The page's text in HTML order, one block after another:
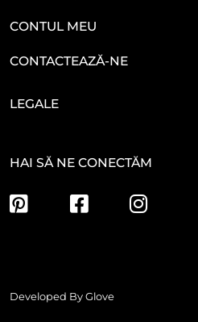
CONTUL MEU
CONTACTEAZĂ-NE
LEGALE
HAI SĂ NE CONECTĂM
Developed By Glove